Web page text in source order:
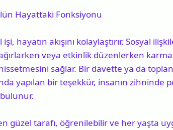
Hayattaki Fonksiyonu
işi, hayatın akışını kolaylaştırır. Sosyal
veya etkinlik düzenlerken
sağlar. Bir davette ya da
yapılan bir teşekkür, insanın zihninde
güzel tarafı, öğrenilebilir ve her yaşta